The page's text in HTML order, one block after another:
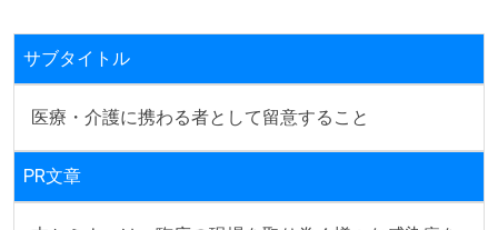
サブタイトル
医療・介護に携わる者として留意すること
PR文章